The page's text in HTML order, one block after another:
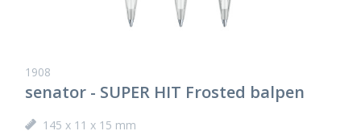
1908
senator - SUPER HIT Frosted balpen
145 x 11 x 15 mm